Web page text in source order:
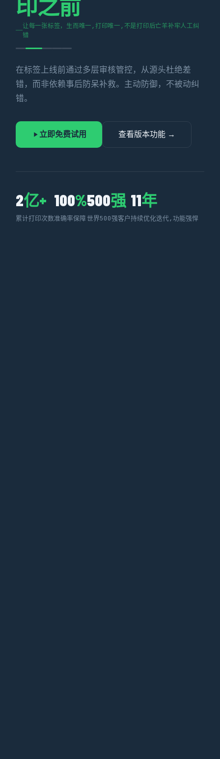
印之前
让每一张标签，生而唯一,打印唯一,不是打印后亡羊补牢人工纠
错
在标签上线前通过多层审核管控，从源头杜绝差
错，而非依赖事后防呆补救。主动防御，不被动纠
错。
立即免费试用 查看版本功能 →
2亿+
累计打印次数
100%
准确率保障
500强
世界500强客户
11年
持续优化迭代,功能强悍